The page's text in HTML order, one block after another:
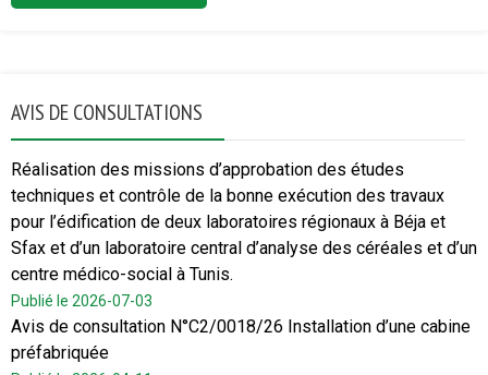
AVIS DE CONSULTATIONS
Réalisation des missions d’approbation des études
techniques et contrôle de la bonne exécution des travaux
pour l’édification de deux laboratoires régionaux à Béja et
Sfax et d’un laboratoire central d’analyse des céréales et d’un
centre médico-social à Tunis.
Publié le 2026-07-03
Avis de consultation N°C2/0018/26 Installation d’une cabine
préfabriquée